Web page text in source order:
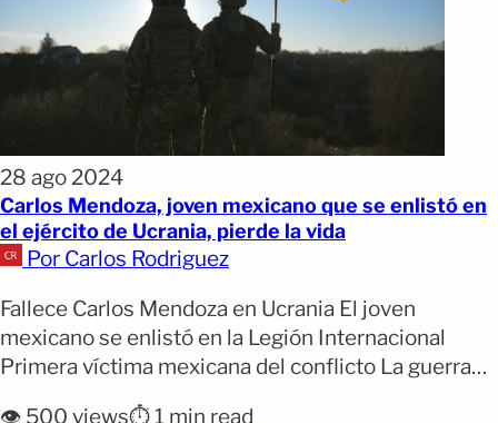
28 ago 2024
Carlos Mendoza, joven mexicano que se enlistó en
el ejército de Ucrania, pierde la vida
Por Carlos Rodriguez
Fallece Carlos Mendoza en Ucrania El joven
mexicano se enlistó en la Legión Internacional
Primera víctima mexicana del conflicto La guerra
👁️ 500 views⏱️ 1 min read